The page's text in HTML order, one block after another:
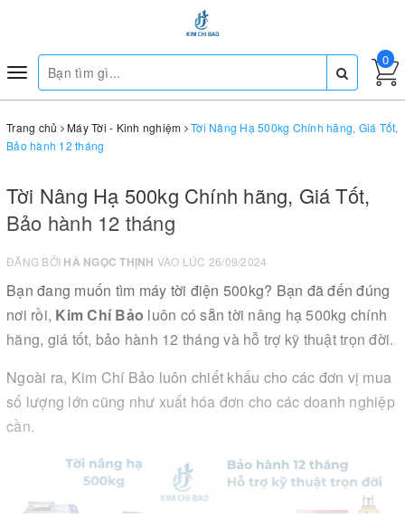
Toggle
navigation
0
Trang chủ Máy Tời - Kinh nghiệm
Tời Nâng Hạ 500kg Chính hãng, Giá Tốt,
Bảo hành 12 tháng
Tời Nâng Hạ 500kg Chính hãng, Giá Tốt,
Bảo hành 12 tháng
ĐĂNG BỞI HÀ NGỌC THỊNH VÀO LÚC 26/09/2024
Bạn đang muốn tìm máy tời điện 500kg? Bạn đã đến đúng
nơi rồi, Kim Chí Bảo luôn có sẵn tời nâng hạ 500kg chính
hãng, giá tốt, bảo hành 12 tháng và hỗ trợ kỹ thuật trọn đời.
Ngoài ra, Kim Chí Bảo luôn chiết khấu cho các đơn vị mua
số lượng lớn cũng như xuất hóa đơn cho các doanh nghiệp
cần.